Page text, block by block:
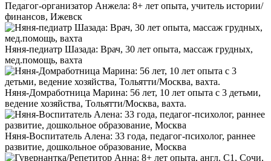
Педагог-организатор Анжела: 8+ лет опыта, учитель истории/
финансов, Ижевск
Няня-педиатр Шазада: Врач, 30 лет опыта, массаж грудных,
мед.помощь, вахта
Няня-Домработница Марина: 56 лет, 10 лет опыта с 3 детьми,
ведение хозяйства, Тольятти/Москва, вахта.
Няня-Воспитатель Алена: 33 года, педагог-психолог, раннее
развитие, дошкольное образование, Москва